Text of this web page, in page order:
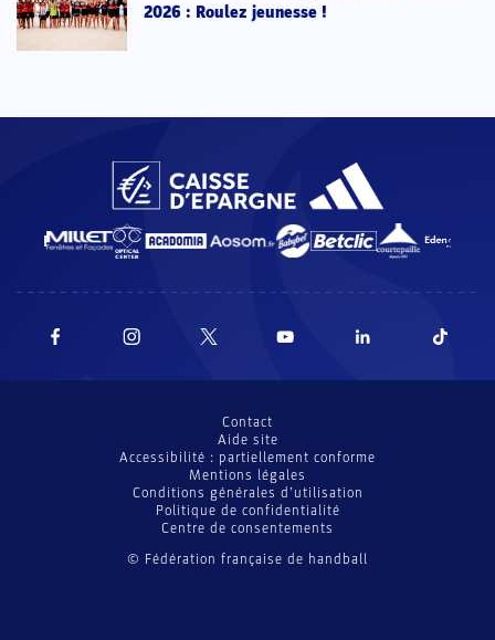
2026 : Roulez jeunesse !
© Fédération française de handball
Contact
Aide site
Accessibilité : partiellement conforme
Mentions légales
Conditions générales d’utilisation
Politique de confidentialité
Centre de consentements